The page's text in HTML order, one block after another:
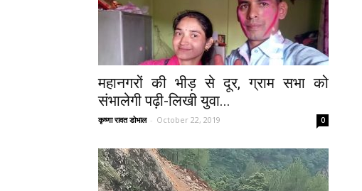
महानगरों की भीड़ से दूर, ग्राम सभा को
संभालेगी पढ़ी-लिखी युवा...
कृष्णा रावत डोभाल - October 22, 2019 0